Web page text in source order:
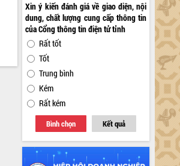
Xin ý kiến đánh giá về giao diện, nội
dung, chất lượng cung cấp thông tin
của Cổng thông tin điện tử tỉnh
Rất tốt
Tốt
Trung bình
Kém
Rất kém
Bình chọn Kết quả